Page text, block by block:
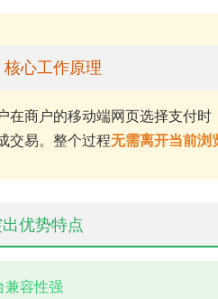
核心工作原理
在商户的移动端网页选择支付时
交易。整个过程无需离开当前浏
优势特点
兼容性强